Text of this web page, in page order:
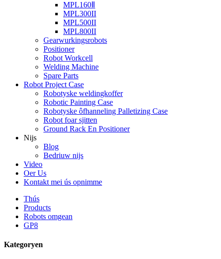
MPL160Ⅱ
MPL300II
MPL500II
MPL800II
Gearwurkingsrobots
Positioner
Robot Workcell
Welding Machine
Spare Parts
Robot Project Case
Robotyske weldingkoffer
Robotic Painting Case
Robotyske ôfhanneling Palletizing Case
Robot foar sjitten
Ground Rack En Positioner
Nijs
Blog
Bedriuw nijs
Video
Oer Us
Kontakt mei ús opnimme
Thús
Products
Robots omgean
GP8
Kategoryen